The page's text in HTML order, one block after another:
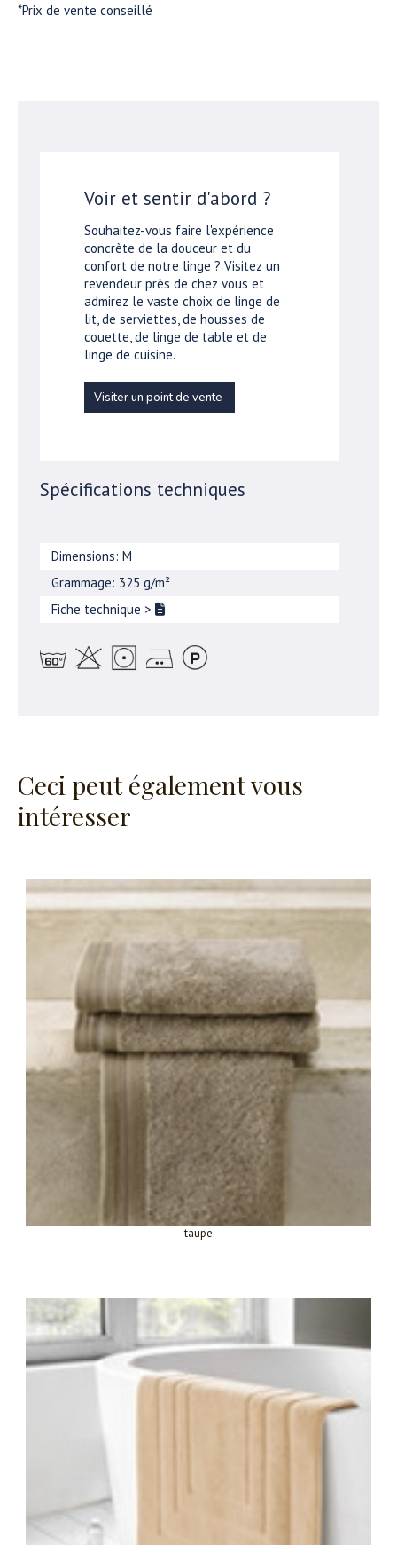
*Prix de vente conseillé
Voir et sentir d'abord ?
Souhaitez-vous faire l'expérience
concrète de la douceur et du
confort de notre linge ? Visitez un
revendeur près de chez vous et
admirez le vaste choix de linge de
lit, de serviettes, de housses de
couette, de linge de table et de
linge de cuisine.
Visiter un point de vente
Spécifications techniques
Dimensions: M
Grammage: 325 g/m²
Fiche technique >
Ceci peut également vous
intéresser
taupe